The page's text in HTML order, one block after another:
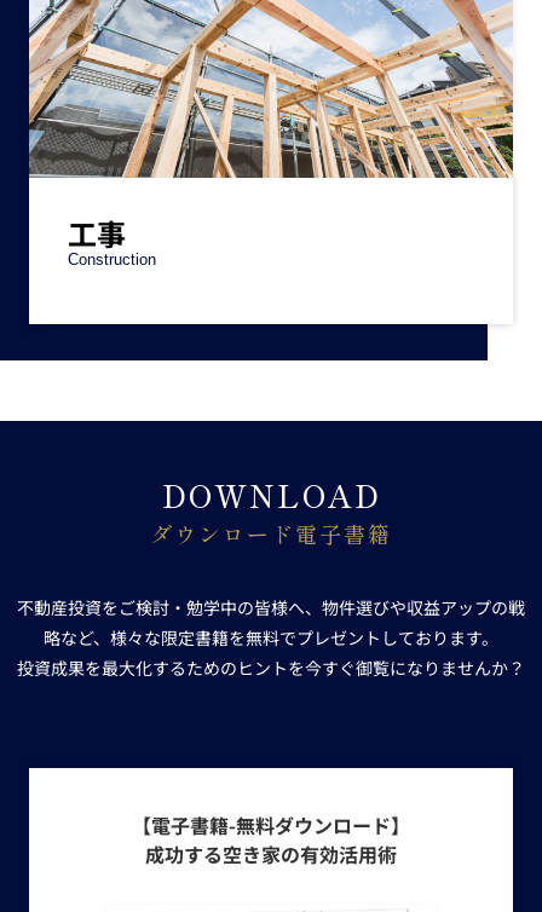
工事
Construction
DOWNLOAD
ダウンロード電子書籍
不動産投資をご検討・勉学中の皆様へ、物件選びや収益アップの戦
略など、様々な限定書籍を無料でプレゼントしております。
投資成果を最大化するためのヒントを今すぐ御覧になりませんか？
【電子書籍-無料ダウンロード】
成功する空き家の有効活用術